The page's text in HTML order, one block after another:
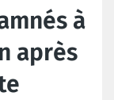
à
après